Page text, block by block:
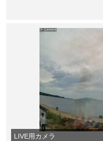
LIVE用カメラ